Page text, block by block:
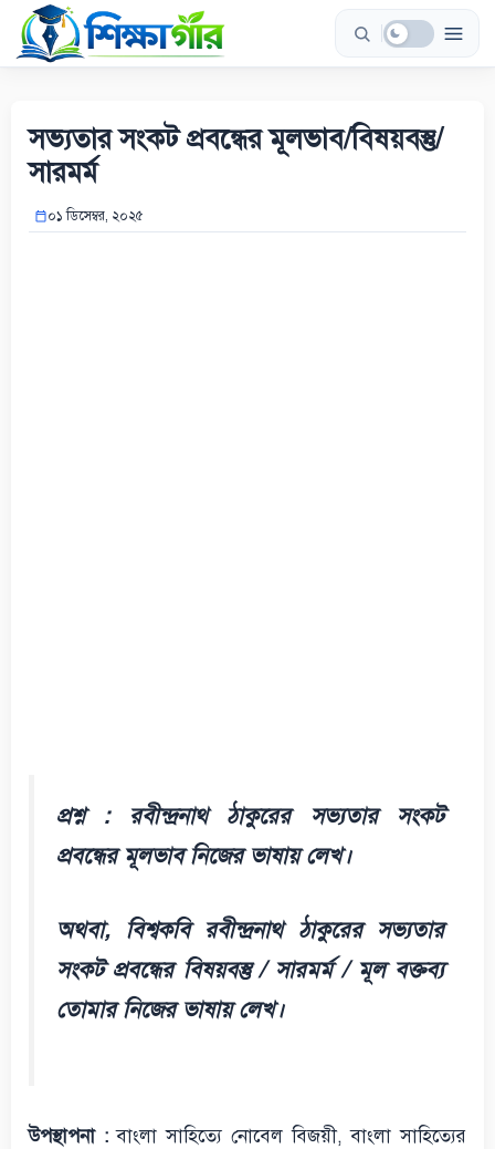
Skip
content
সভ্যতার সংকট প্রবন্ধের মূলভাব/বিষয়বস্তু/
সারমর্ম
০১ ডিসেম্বর, ২০২৫
প্রশ্ন : রবীন্দ্রনাথ ঠাকুরের সভ্যতার সংকট
প্রবন্ধের মূলভাব নিজের ভাষায় লেখ।
অথবা, বিশ্বকবি রবীন্দ্রনাথ ঠাকুরের সভ্যতার
সংকট প্রবন্ধের বিষয়বস্তু / সারমর্ম / মূল বক্তব্য
তোমার নিজের ভাষায় লেখ।
উপস্থাপনা :বাংলা সাহিত্যে নোবেল বিজয়ী, বাংলা সাহিত্যের